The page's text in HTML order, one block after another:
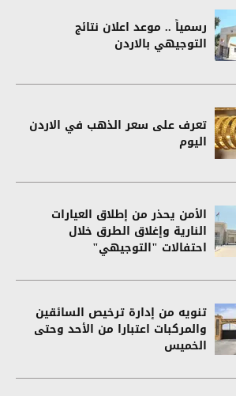
رسمياً .. موعد اعلان نتائج
التوجيهي بالاردن
تعرف على سعر الذهب في الاردن
اليوم
الأمن يحذر من إطلاق العيارات
النارية وإغلاق الطرق خلال
احتفالات "التوجيهي"
تنويه من إدارة ترخيص السائقين
والمركبات اعتبارا من الأحد وحتى
الخميس